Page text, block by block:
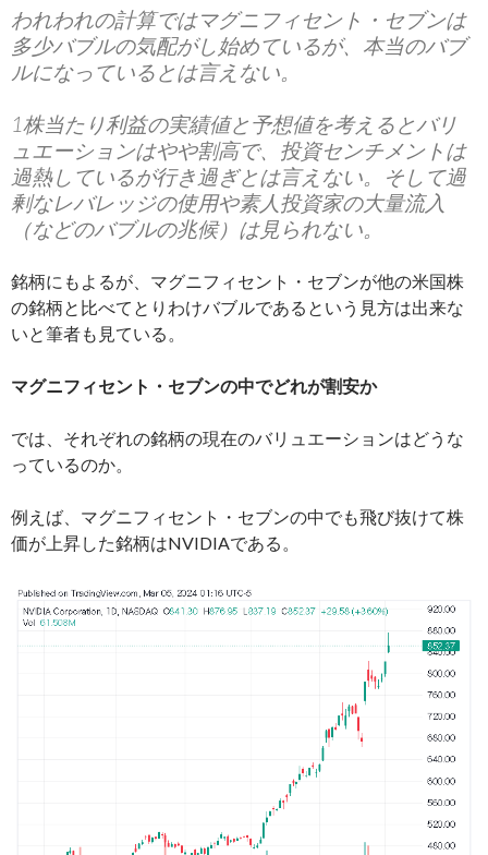
われわれの計算ではマグニフィセント・セブンは
多少バブルの気配がし始めているが、本当のバブ
ルになっているとは言えない。
1株当たり利益の実績値と予想値を考えるとバリ
ュエーションはやや割高で、投資センチメントは
過熱しているが行き過ぎとは言えない。そして過
剰なレバレッジの使用や素人投資家の大量流入
（などのバブルの兆候）は見られない。
銘柄にもよるが、マグニフィセント・セブンが他の米国株
の銘柄と比べてとりわけバブルであるという見方は出来な
いと筆者も見ている。
マグニフィセント・セブンの中でどれが割安か
では、それぞれの銘柄の現在のバリュエーションはどうな
っているのか。
例えば、マグニフィセント・セブンの中でも飛び抜けて株
価が上昇した銘柄はNVIDIAである。